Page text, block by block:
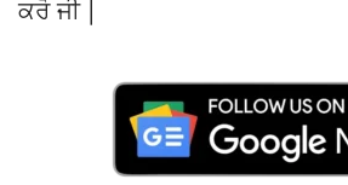
ਕਰੋ ਜੀ |